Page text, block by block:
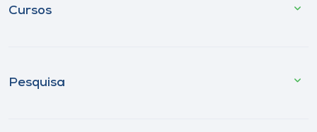
Cursos
Pesquisa